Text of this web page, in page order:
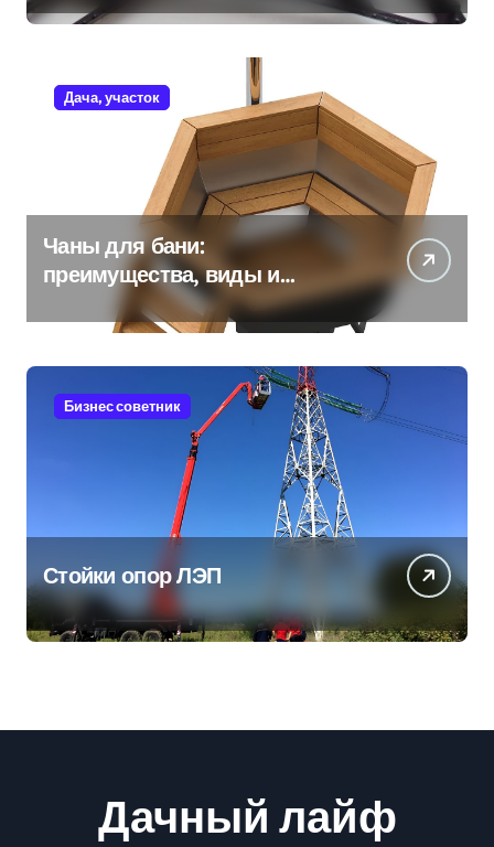
Дача, участок
Чаны для бани:
преимущества, виды и
особенности использования
Бизнес советник
Стойки опор ЛЭП
Дачный лайф